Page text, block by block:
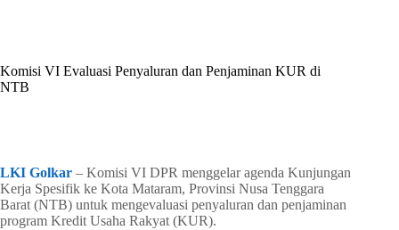
Komisi VI Evaluasi Penyaluran dan Penjaminan KUR di
NTB
LKI Golkar – Komisi VI DPR menggelar agenda Kunjungan
Kerja Spesifik ke Kota Mataram, Provinsi Nusa Tenggara
Barat (NTB) untuk mengevaluasi penyaluran dan penjaminan
program Kredit Usaha Rakyat (KUR).